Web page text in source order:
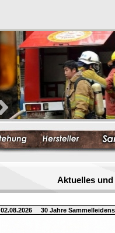
Aktuelles
02.08.2026 30 Jahre